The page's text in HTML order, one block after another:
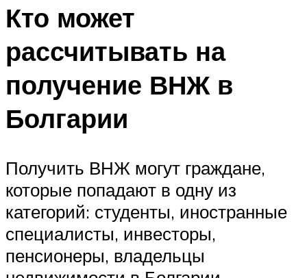
Кто может
рассчитывать на
получение ВНЖ в
Болгарии
Получить ВНЖ могут граждане,
которые попадают в одну из
категорий: студенты, иностранные
специалисты, инвесторы,
пенсионеры, владельцы